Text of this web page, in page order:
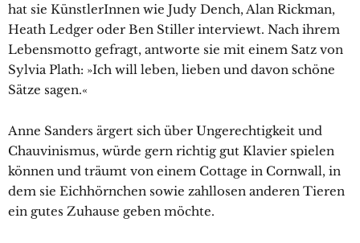
hat sie KünstlerInnen wie Judy Dench, Alan Rickman,
Heath Ledger oder Ben Stiller interviewt. Nach ihrem
Lebensmotto gefragt, antworte sie mit einem Satz von
Sylvia Plath: »Ich will leben, lieben und davon schöne
Sätze sagen.«
Anne Sanders ärgert sich über Ungerechtigkeit und
Chauvinismus, würde gern richtig gut Klavier spielen
können und träumt von einem Cottage in Cornwall, in
dem sie Eichhörnchen sowie zahllosen anderen Tieren
ein gutes Zuhause geben möchte.